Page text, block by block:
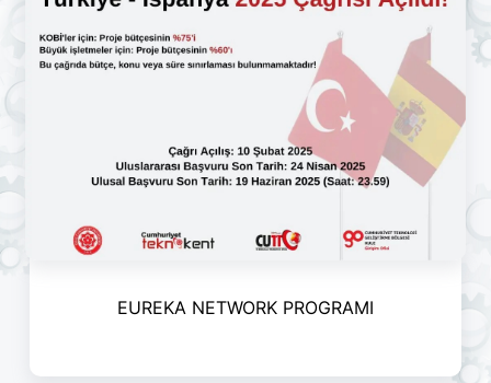
EUREKA NETWORK PROGRAMI